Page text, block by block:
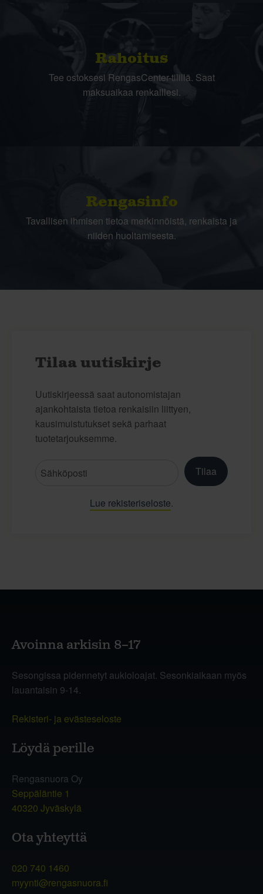
Rahoitus
Tee ostoksesi RengasCenter-tilillä. Saat
maksuaikaa renkaillesi.
Rengasinfo
Tavallisen ihmisen tietoa merkinnöistä, renkaista ja
niiden huoltamisesta.
Tilaa uutiskirje
Uutiskirjeessä saat autonomistajan
ajankohtaista tietoa renkaisiin liittyen,
kausimuistutukset sekä parhaat
tuotetarjouksemme.
Tilaa
Lue rekisteriseloste.
Avoinna arkisin 8–17
Sesongissa pidennetyt aukioloajat. Sesonkiaikaan myös
lauantaisin 9-14.
Rekisteri- ja evästeseloste
Löydä perille
Rengasnuora Oy
Seppäläntie 1
40320 Jyväskylä
Ota yhteyttä
020 740 1460
myynti@rengasnuora.fi